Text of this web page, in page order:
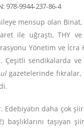
978-9944-237-86-4
mensup olan
ile uğraştı, THY
Yönetim ve
Çeşitli sendikalarda ve
gazetelerinde fıkralar,
Edebiyatın daha çok
başlıklarını taşıyan